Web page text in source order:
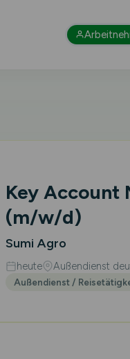
Key Account
(m/w/d)
Sumi Agro
heute Außendienst
Außendienst /